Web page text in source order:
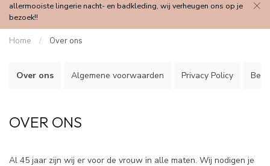
allermooiste lingerie nacht- en badkleding, wij verheugen ons op je
bezoek!!
Home / Over ons
Over ons Algemene voorwaarden Privacy Policy
OVER ONS
Al 45 jaar zijn wij er voor de vrouw in alle maten. Wij nodigen je